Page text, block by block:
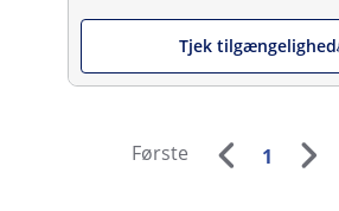
Tjek tilgængelighed
Første 1